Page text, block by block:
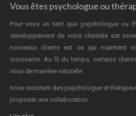
Vous êtes psychologue ou
Pour vous en tant que psychologue ou
développement de votre clientèle est
nouveaux clients est ce qui maintient
croissante. Au fil du temps, certains
vous de manière naturelle.
nous recrutant des psychologue et
proposer une collaboration.